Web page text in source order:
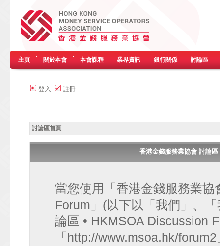
主頁 關於本會 本會課程 業界資訊 銀行關係 討論區
登入 註冊
討論區首頁
香港金錢服務業協會 討論
當您使用「香港金錢服務業
Forum」(以下以「我們」、
論區 • HKMSOA Discussion
「http://www.msoa.hk/